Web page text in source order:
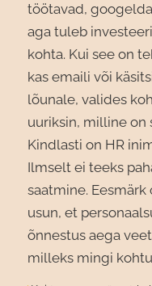
töötavad,
aga tuleb
kohta. Kui see on
kas emaili või
lõunale, valides
uuriksin, milline
Kindlasti on HR
Ilmselt ei teeks
saatmine.
usun, et
õnnestus aega
milleks mingi